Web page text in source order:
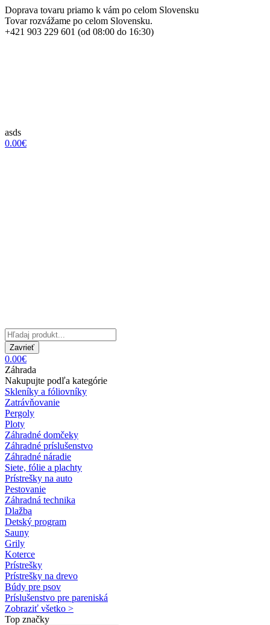
Doprava tovaru priamo k vám po celom Slovensku
Tovar rozvážame po celom Slovensku.
+421 903 229 601 (od 08:00 do 16:30)
asds
0.00€
Zavrieť
0.00€
Záhrada
Nakupujte podľa kategórie
Skleníky a fóliovníky
Zatrávňovanie
Pergoly
Ploty
Záhradné domčeky
Záhradné príslušenstvo
Záhradné náradie
Siete, fólie a plachty
Prístrešky na auto
Pestovanie
Záhradná technika
Dlažba
Detský program
Sauny
Grily
Koterce
Prístrešky
Prístrešky na drevo
Búdy pre psov
Príslušenstvo pre pareniská
Zobraziť všetko >
Top značky